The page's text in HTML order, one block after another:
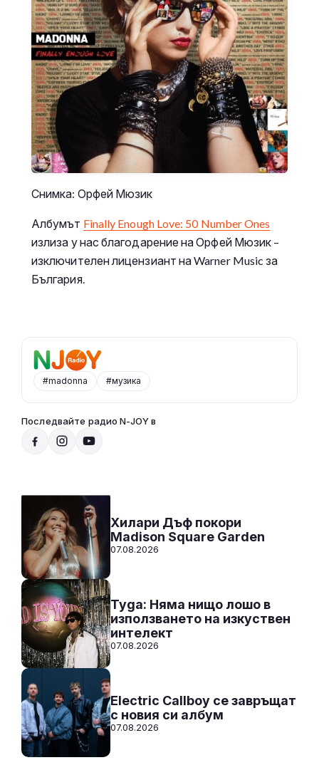
Снимка: Орфей Мюзик
Албумът Finally Enough Love: 50 Number Ones
излиза у нас благодарение на Орфей Мюзик –
изключителен лицензиант на Warner Music за
България.
#madonna #музика
Последвайте радио N-JOY в
СЛУШАЙ
07:00 - 10:00
Хилари Дъф покори
Madison Square Garden
07.08.2026
Tyga: Няма нищо лошо в
използването на изкуствен
интелект
07.08.2026
Electric Callboy се завръщат
с новия си албум
07.08.2026